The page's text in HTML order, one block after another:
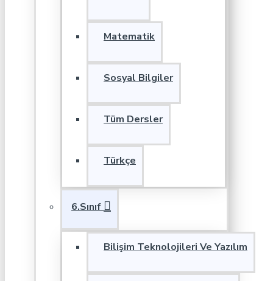
Matematik
Sosyal Bilgiler
Tüm Dersler
Türkçe
6.Sınıf
Bilişim Teknolojileri Ve Yazılım